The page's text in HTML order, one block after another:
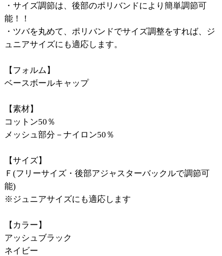
・サイズ調節は、後部のポリバンドにより簡単調節可
能！！
・ツバを丸めて、ポリバンドでサイズ調整をすれば、ジ
ュニアサイズにも適応します。
【フォルム】
ベースボールキャップ
【素材】
コットン50％
メッシュ部分－ナイロン50％
【サイズ】
Ｆ(フリーサイズ・後部アジャスターバックルで調節可
能)
※ジュニアサイズにも適応します
【カラー】
アッシュブラック
ネイビー